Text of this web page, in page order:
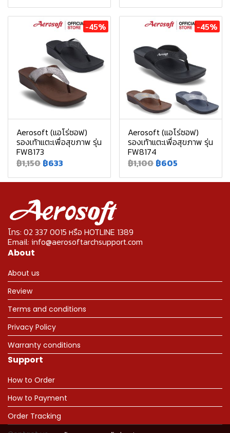
-45%
Aerosoft (แอโร่ซอฟ)
รองเท้าแตะเพื่อสุขภาพ รุ่น
FW8173
฿1,150 ฿633
-45%
Aerosoft (แอโร่ซอฟ)
รองเท้าแตะเพื่อสุขภาพ รุ่น
FW8174
฿1,100 ฿605
โทร: 02 337 0015 หรือ HOTLINE 1389
Email: info@aerosoftarchsupport.com
About
About us
Review
Terms and conditions
Privacy Policy
Warranty conditions
Support
How to Order
How to Payment
Order Tracking